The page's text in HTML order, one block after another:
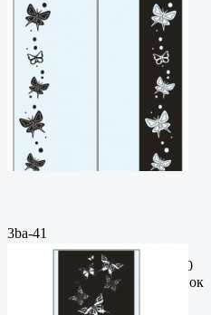
3ba-41
Пескоструйный
рисунокФормат: cdrЦена: 200
руб.Метки: векторный рисунок